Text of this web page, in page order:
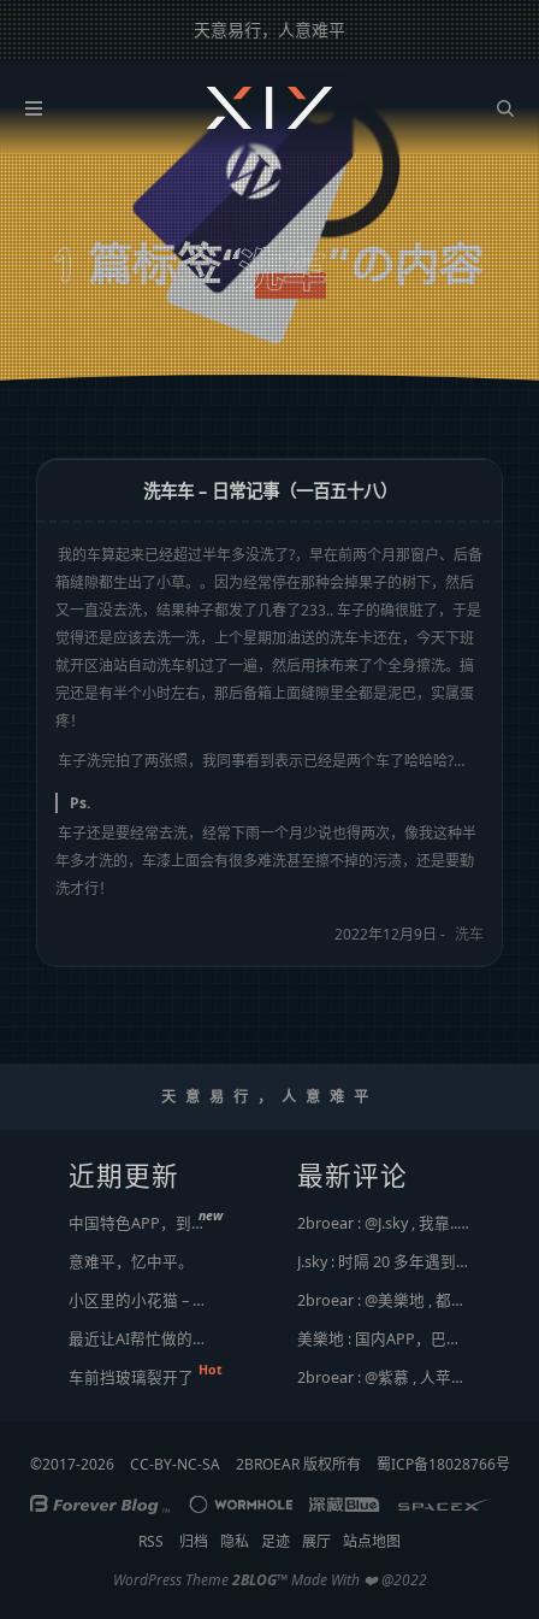
天意易行，人意难平
2BROEAR の 洗车 Tag
1篇标签“洗车”の内容
洗车车 – 日常记事（一百五十八）
我的车算起来已经超过半年多没洗了?，早在前两个月那窗户、后备
箱缝隙都生出了小草。。因为经常停在那种会掉果子的树下，然后
又一直没去洗，结果种子都发了几春了233.. 车子的确很脏了，于是
觉得还是应该去洗一洗，上个星期加油送的洗车卡还在，今天下班
就开区油站自动洗车机过了一遍，然后用抹布来了个全身擦洗。搞
完还是有半个小时左右，那后备箱上面缝隙里全都是泥巴，实属蛋
疼！
车子洗完拍了两张照，我同事看到表示已经是两个车了哈哈哈?…
Ps.
车子还是要经常去洗，经常下雨一个月少说也得两次，像我这种半
年多才洗的，车漆上面会有很多难洗甚至擦不掉的污渍，还是要勤
洗才行！
2022年12月9日 - 洗车
天意易行，人意难平
近期更新
中国特色APP，到底谁来治？new
意难平，忆中平。
小区里的小花猫 – 日常记事（二百二十）
最近让AI帮忙做的一些事
车前挡玻璃裂开了
最新评论
2broear : @J.sky , 我靠.. 心情复杂 [ Emoji Image ]
J.sky : 时隔 20 多年遇到前任，你猜会是什么感觉？前几天和老婆去超市，巧不巧老婆去看其他商品了，就这么两分钟的功夫，我和前任迎面相遇，我看了一眼她，她也看到我了，谁都没说话，我感觉她恐慌的逃走了。我们擦肩而过，按道理这个年龄本不应该两个人单独在超市相遇，除非单身。所以，我猜她离婚了？搞不好她可能以为我也离婚了？哈哈哈
2broear : @美樂地 , 都是利益驱使，盈利手段不行
美樂地 : 国内APP，巴不得塞入全家桶到你手机，我更喜欢国外的小而美软件
2broear : @紫慕 , 人苹果压根不靠这些下三滥手段挣钱，等等又要说我大清自有国情在此了😂..
©2017-2026 CC-BY-NC-SA 2BROEAR 版权所有 蜀ICP备18028766号
RSS 归档 隐私 足迹 展厅 站点地图
WordPress Theme2BLOG™Made With ❤️ @2022